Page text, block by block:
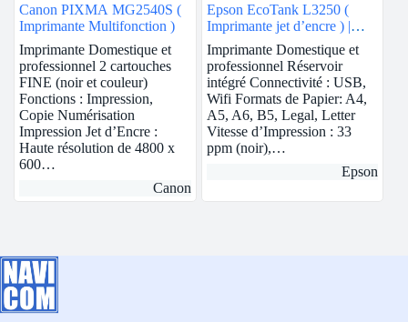
Canon PIXMA MG2540S (
Imprimante Multifonction )
Imprimante Domestique et
professionnel 2 cartouches
FINE (noir et couleur)
Fonctions : Impression,
Copie Numérisation
Impression Jet d’Encre :
Haute résolution de 4800 x
600…
Canon
Epson EcoTank L3250 (
Imprimante jet d’encre ) |
Wifi
Imprimante Domestique et
professionnel Réservoir
intégré Connectivité : USB,
Wifi Formats de Papier: A4,
A5, A6, B5, Legal, Letter
Vitesse d’Impression : 33
ppm (noir),…
Epson